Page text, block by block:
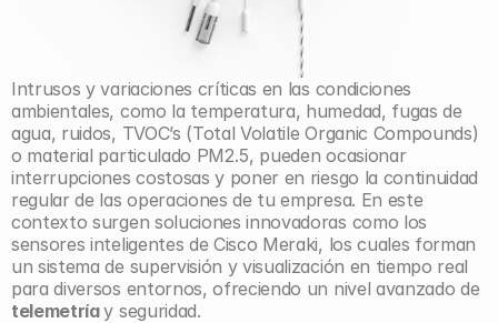
Intrusos y variaciones críticas en las condiciones
ambientales, como la temperatura, humedad, fugas de
agua, ruidos, TVOC’s (Total Volatile Organic Compounds)
o material particulado PM2.5, pueden ocasionar
interrupciones costosas y poner en riesgo la continuidad
regular de las operaciones de tu empresa. En este
contexto surgen soluciones innovadoras como los
sensores inteligentes de Cisco Meraki, los cuales forman
un sistema de supervisión y visualización en tiempo real
para diversos entornos, ofreciendo un nivel avanzado de
telemetría y seguridad.